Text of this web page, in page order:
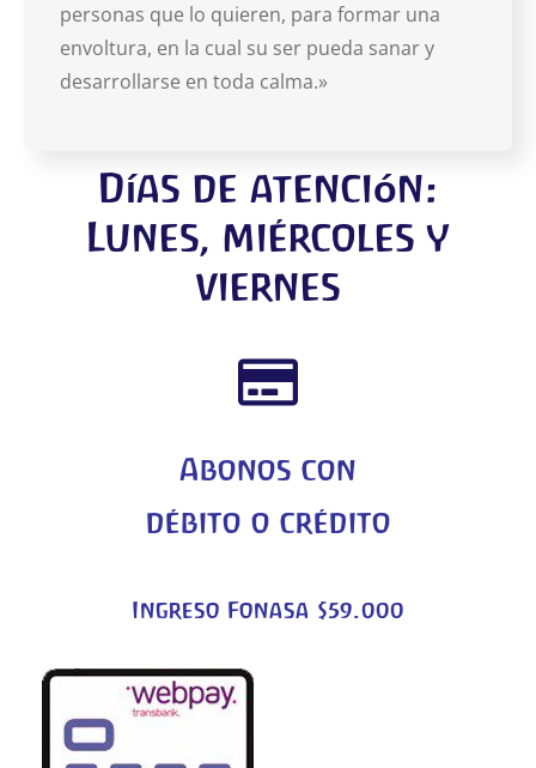
personas que lo quieren, para formar una
envoltura, en la cual su ser pueda sanar y
desarrollarse en toda calma.»
Días de atención:
Lunes, miércoles y
viernes
Abonos con
débito o crédito
Ingreso Fonasa $59.000